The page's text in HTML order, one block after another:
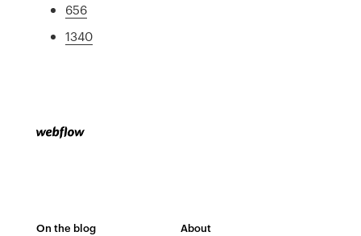
656
1340
On the blog About